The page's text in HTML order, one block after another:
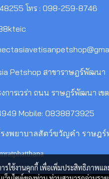
โทร : 098-259-8746
Petshop สาขาราษฎร์พัฒนา
การเวร่า ถนน ราษฎร์พัฒนา เข
Mobile: 0838873925
โรงพยาบาลสัตว์ขวัญคำ ราษฎ
ารใช้งานคุกกี้ เพื่อเพิ่มประสิทธิภาพแ